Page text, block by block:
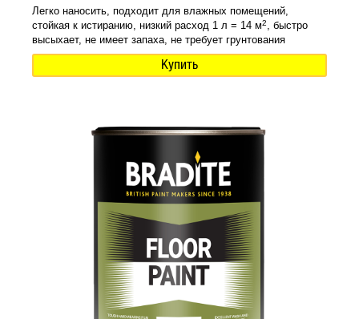
Легко наносить, подходит для влажных помещений,
стойкая к истиранию, низкий расход 1 л = 14 м2, быстро
высыхает, не имеет запаха, не требует грунтования
Купить